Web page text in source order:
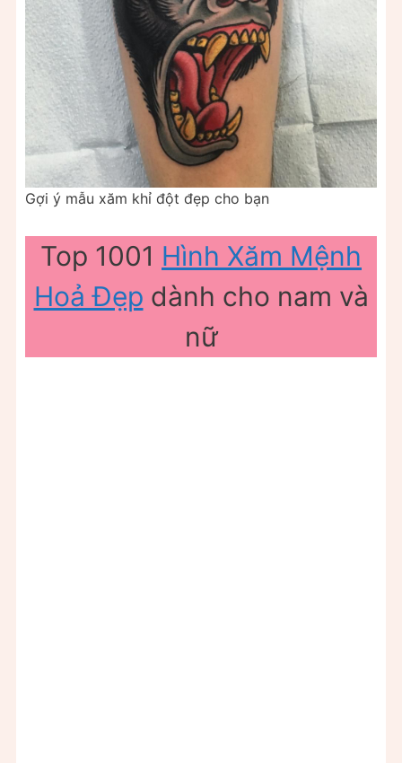
Gợi ý mẫu xăm khỉ đột đẹp cho bạn
Top 1001 Hình Xăm Mệnh
Hoả Đẹp dành cho nam và
nữ